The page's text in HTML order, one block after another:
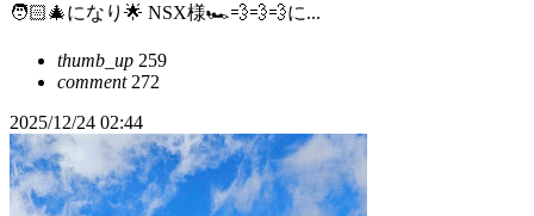
🧑🏻‍🎄になり🌟 NSX様🏎️💨💨💨に...
thumb_up 259
comment272
2025/12/24 02:44